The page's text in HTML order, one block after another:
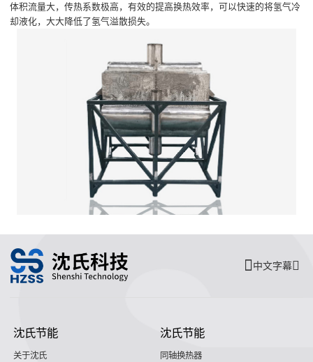
体积流量大，传热系数极高，有效的提高换热效率，可以快速的将氢气冷
却液化，大大降低了氢气溢散损失。
中文字幕
沈氏节能
关于沈氏
沈氏节能
同轴换热器